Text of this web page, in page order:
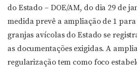
do Estado – DOE/AM, do dia 29 de
medida prevê a ampliação de 1
granjas avícolas do Estado se
as documentações exigidas. A
regularização tem como foco